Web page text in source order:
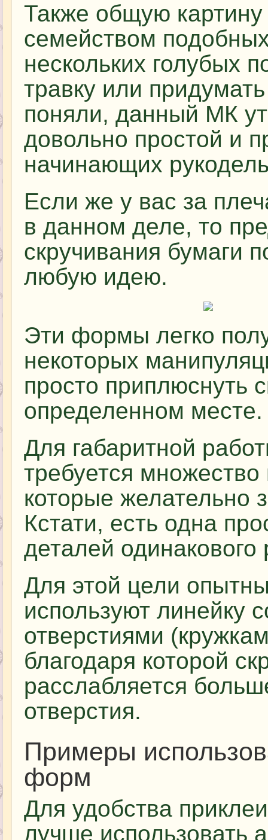
Также общую
семейством
нескольких голубых
травку или
поняли, данный МК
довольно простой и
начинающих
Если же у вас за
в данном деле, то
скручивания бумаги
любую идею.
Эти формы легко
некоторых
просто приплюснуть
определенном месте.
Для габаритной
требуется
которые желательно
Кстати, есть одна
деталей одинакового
Для этой цели
используют линейку
отверстиями
благодаря которой
расслабляется
отверстия.
Примеры
форм
Для удобства
лучше использовать